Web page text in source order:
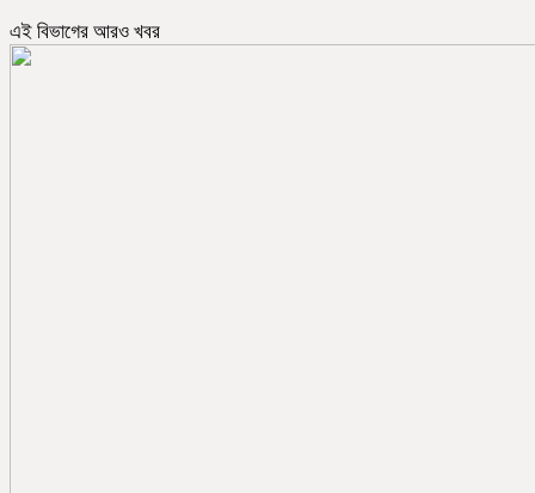
এই বিভাগের আরও খবর